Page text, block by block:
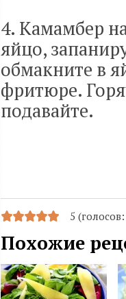
4. Камамбер
яйцо,
обмакните в
фритюре.
подавайте.
5
Похожие